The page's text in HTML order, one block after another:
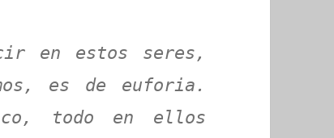
en estos seres,
es de euforia.
todo en ellos